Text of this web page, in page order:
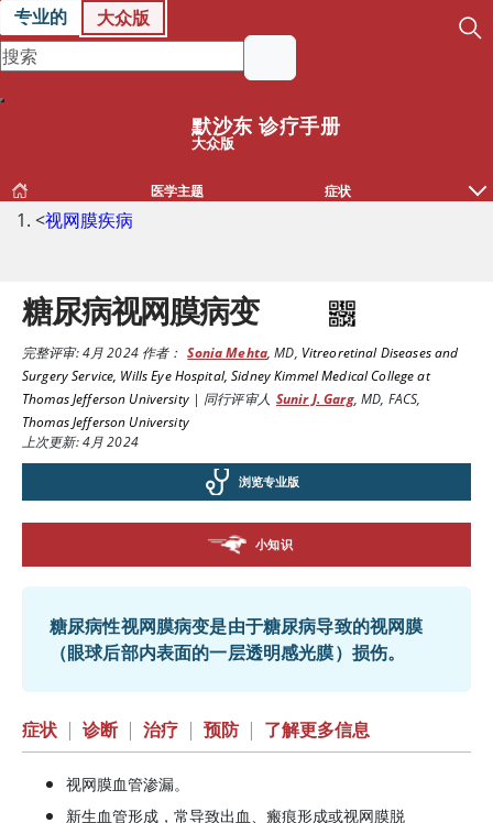
专业的 大众版
默沙东 诊疗手册
大众版
医学主题 症状
<视网膜疾病
糖尿病视网膜病变
完整评审:4月 2024作者： Sonia Mehta,MD, Vitreoretinal Diseases and
Surgery Service, Wills Eye Hospital, Sidney Kimmel Medical College at
Thomas Jefferson University| 同行评审人 Sunir J. Garg,MD, FACS,
Thomas Jefferson University
上次更新: 4月 2024
浏览专业版
小知识
糖尿病性视网膜病变是由于糖尿病导致的视网膜
（眼球后部内表面的一层透明感光膜）损伤。
症状 | 诊断 | 治疗 | 预防 | 了解更多信息
视网膜血管渗漏。
新生血管形成，常导致出血、瘢痕形成或视网膜脱